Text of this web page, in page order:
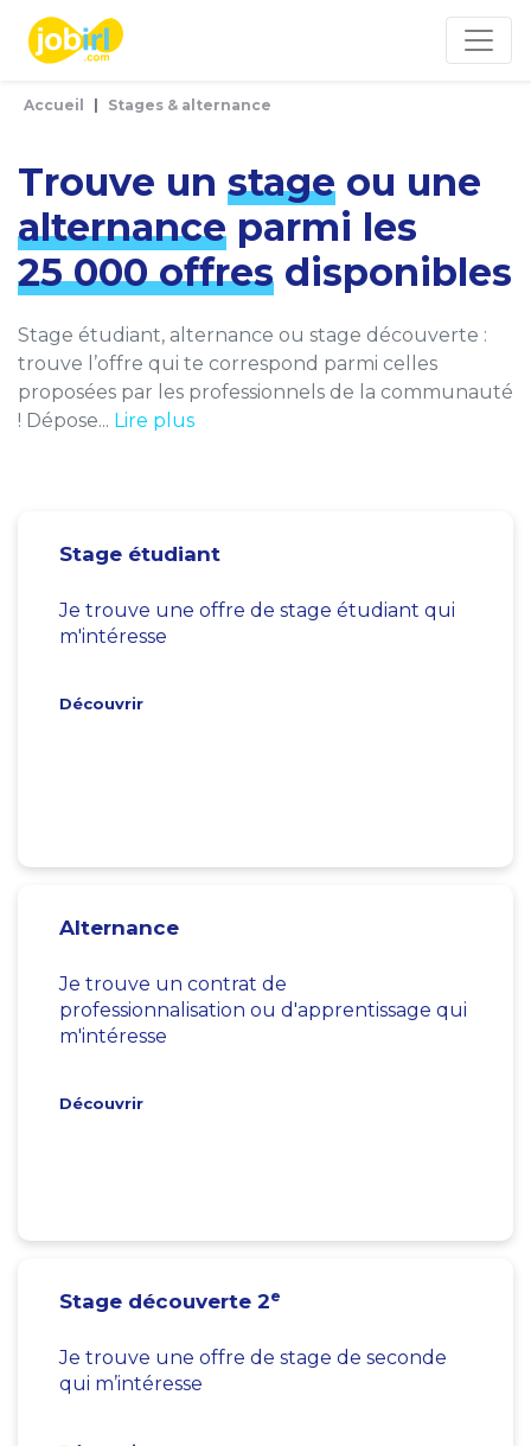
Accueil Stages & alternance
Trouve un stage ou une
alternance parmi les
25 000 offres disponibles
Stage étudiant, alternance ou stage découverte :
trouve l’offre qui te correspond parmi celles
proposées par les professionnels de la communauté
! Dépose... Lire plus
Stage étudiant
Je trouve une offre de stage étudiant qui
m'intéresse
Découvrir
Alternance
Je trouve un contrat de
professionnalisation ou d'apprentissage qui
m'intéresse
Découvrir
Stage découverte 2e
Je trouve une offre de stage de seconde
qui m’intéresse
Panneau de gestion des cookies